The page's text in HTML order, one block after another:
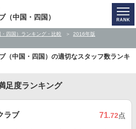
（中国・四国）
四国）ランキング・比較
2016年版
（中国・四国）の適切なスタッフ数ランキ
足度ランキング
ラブ 71.72点